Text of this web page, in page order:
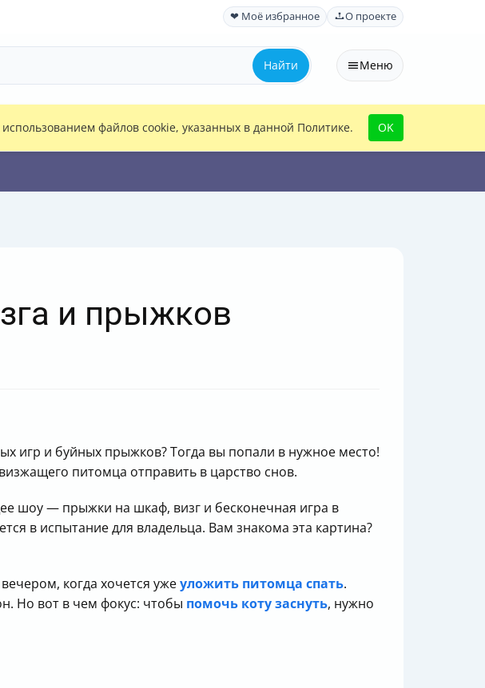
❤ Моё избранное О проекте
Найти Меню
использованием файлов cookie, указанных в данной Политике. OK
и прыжков
игр и буйных прыжков? Тогда вы попали в нужное место!
питомца отправить в царство снов.
шоу — прыжки на шкаф, визг и бесконечная игра в
в испытание для владельца. Вам знакома эта картина?
когда хочется ужеуложить питомца спать.
Но вот в чем фокус: чтобы помочь коту заснуть, нужно